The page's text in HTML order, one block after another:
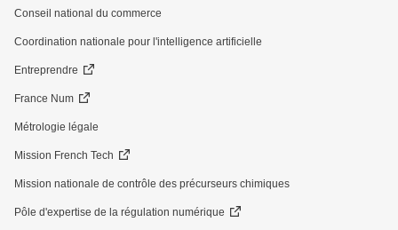
Conseil national du commerce
Coordination nationale pour l'intelligence artificielle
Entreprendre
France Num
Métrologie légale
Mission French Tech
Mission nationale de contrôle des précurseurs chimiques
Pôle d'expertise de la régulation numérique